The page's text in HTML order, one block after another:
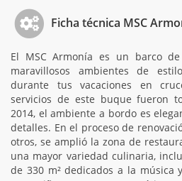
Ficha técnica MSC
El MSC Armonía es un barco
maravillosos ambientes de
durante tus vacaciones en
servicios de este buque fueron
2014, el ambiente a bordo es
detalles. En el proceso de
otros, se amplió la zona de
una mayor variedad culinaria,
de 330 m² dedicados a la música